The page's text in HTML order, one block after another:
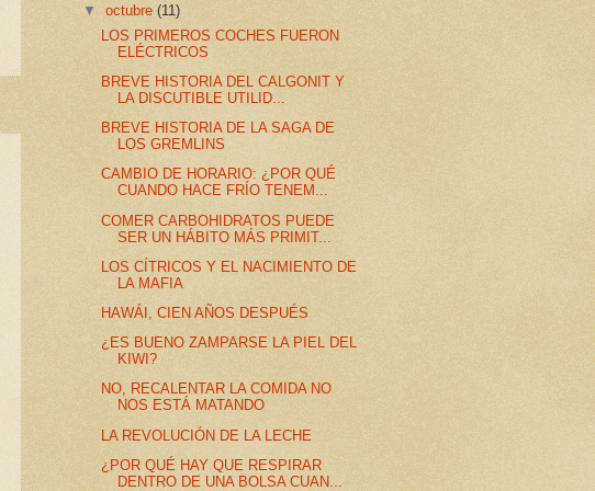
▼octubre(11)
LOS PRIMEROS COCHES FUERON
ELÉCTRICOS
BREVE HISTORIA DEL CALGONIT Y
LA DISCUTIBLE UTILID...
BREVE HISTORIA DE LA SAGA DE
LOS GREMLINS
CAMBIO DE HORARIO: ¿POR QUÉ
CUANDO HACE FRÍO TENEM...
COMER CARBOHIDRATOS PUEDE
SER UN HÁBITO MÁS PRIMIT...
LOS CÍTRICOS Y EL NACIMIENTO DE
LA MAFIA
HAWÁI, CIEN AÑOS DESPUÉS
¿ES BUENO ZAMPARSE LA PIEL DEL
KIWI?
NO, RECALENTAR LA COMIDA NO
NOS ESTÁ MATANDO
LA REVOLUCIÓN DE LA LECHE
¿POR QUÉ HAY QUE RESPIRAR
DENTRO DE UNA BOLSA CUAN...